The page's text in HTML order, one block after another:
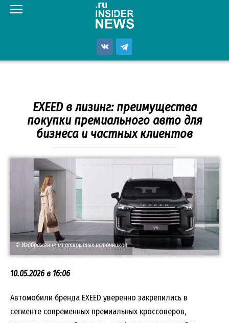
Перейти
EXEED в лизинг: преимущества
покупки премиального авто для
бизнеса и частных клиентов
© Изображение из открытых источников
10.05.2026 в 16:06
Автомобили бренда EXEED уверенно закрепились в
сегменте современных премиальных кроссоверов,